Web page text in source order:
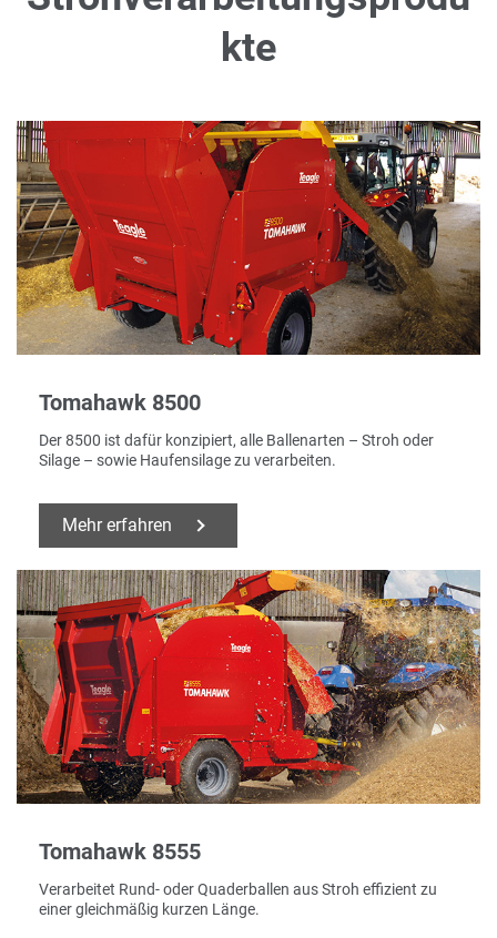
kte
Tomahawk 8500
Der 8500 ist dafür konzipiert, alle Ballenarten – Stroh oder
Silage – sowie Haufensilage zu verarbeiten.
Mehr erfahren
Tomahawk 8555
Verarbeitet Rund- oder Quaderballen aus Stroh effizient zu
einer gleichmäßig kurzen Länge.